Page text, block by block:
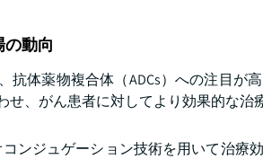
動向
抗体薬物複合体（ADCs）への注目が
、がん患者に対してより効果的な治
コンジュゲーション技術を用いて治